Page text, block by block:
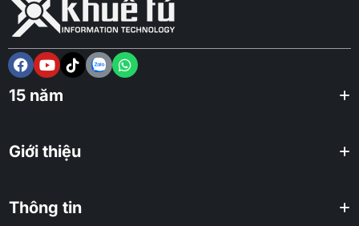
15 năm
Giới thiệu
Thông tin